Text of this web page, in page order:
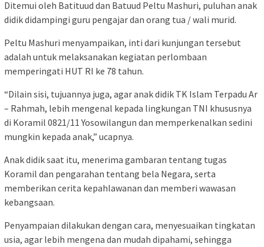
Ditemui oleh Batituud dan Batuud Peltu Mashuri, puluhan anak
didik didampingi guru pengajar dan orang tua / wali murid.
Peltu Mashuri menyampaikan, inti dari kunjungan tersebut
adalah untuk melaksanakan kegiatan perlombaan
memperingati HUT RI ke 78 tahun.
“Dilain sisi, tujuannya juga, agar anak didik TK Islam Terpadu Ar
– Rahmah, lebih mengenal kepada lingkungan TNI khususnya
di Koramil 0821/11 Yosowilangun dan memperkenalkan sedini
mungkin kepada anak,” ucapnya.
Anak didik saat itu, menerima gambaran tentang tugas
Koramil dan pengarahan tentang bela Negara, serta
memberikan cerita kepahlawanan dan memberi wawasan
kebangsaan.
Penyampaian dilakukan dengan cara, menyesuaikan tingkatan
usia, agar lebih mengena dan mudah dipahami, sehingga